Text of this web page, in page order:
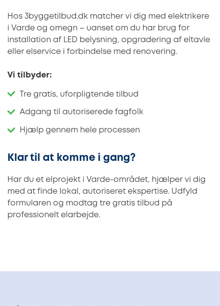
Hos 3byggetilbud.dk matcher vi dig med elektrikere
i Varde og omegn – uanset om du har brug for
installation af LED belysning, opgradering af eltavle
eller elservice i forbindelse med renovering.
Vi tilbyder:
Tre gratis, uforpligtende tilbud
Adgang til autoriserede fagfolk
Hjælp gennem hele processen
Klar til at komme i gang?
Har du et elprojekt i Varde-området, hjælper vi dig
med at finde lokal, autoriseret ekspertise. Udfyld
formularen og modtag tre gratis tilbud på
professionelt elarbejde.